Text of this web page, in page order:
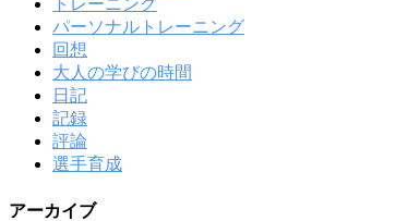
トレーニング
パーソナルトレーニング
回想
大人の学びの時間
日記
記録
評論
選手育成
アーカイブ